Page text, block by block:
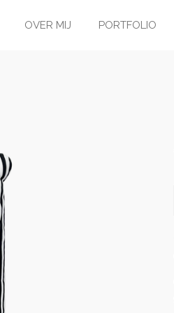
OVER MIJ PORTFOLIO